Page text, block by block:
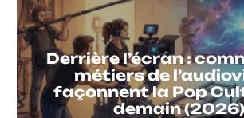
Derrière l’écran :
métiers de
façonnent la Pop
demain (2026)